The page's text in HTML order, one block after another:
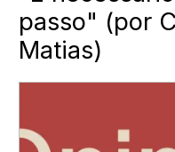
passo" (por
Matias)